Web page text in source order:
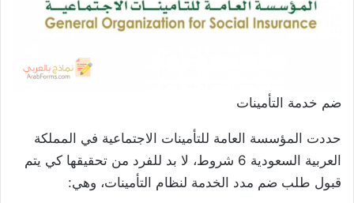
ضم خدمة التأمينات
حددت المؤسسة العامة للتأمينات الاجتماعية في المملكة
العربية السعودية 6 شروط، لا بد للفرد من تحقيقها كي يتم
قبول طلب ضم مدد الخدمة لنظام التأمينات، وهي: